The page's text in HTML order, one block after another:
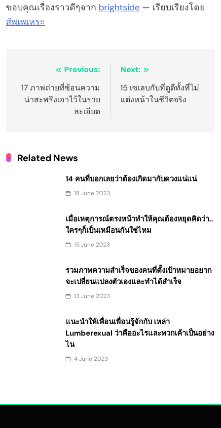
ขอบคุณเรื่องราวดีๆจาก brightside — เรียบเรียงโดย
สัพเพเหระ
navigation
Previous:
17 ภาพถ่ายที่ซ้อนความ
น่าสะพรึงเอาไว้ในราย
ละเอียด
Next:
15 เซเลบกับที่ดูดีทั้งที่ไม่
แต่งหน้าในชีวิตจริง
Related News
14 คนที่บอกเลยว่าต้องเกิดมากับดวงแน่แน่
18 June 2023
เมื่อเหตุการณ์ตรงหน้าทำให้คุณต้องหยุดคิดว่า..
ใครๆก็เป็นเหมือนกันใช่ไหม
15 June 2023
รวมภาพความสำเร็จของคนที่ตั้งเป้าหมายอยาก
จะเปลี่ยนแปลงตัวเองและทำได้สำเร็จ
13 June 2023
แนะนำให้เพื่อนเพื่อนรู้จักกับ เหล่า
Lumberexual ว่าคืออะไรและพวกเค้าเป็นอย่าง
ไน
4 June 2023